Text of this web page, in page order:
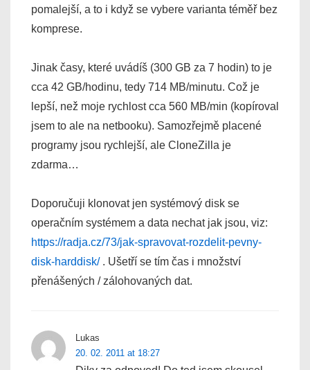
pomalejší, a to i když se vybere varianta téměř bez
komprese.
Jinak časy, které uvádíš (300 GB za 7 hodin) to je
cca 42 GB/hodinu, tedy 714 MB/minutu. Což je
lepší, než moje rychlost cca 560 MB/min (kopíroval
jsem to ale na netbooku). Samozřejmě placené
programy jsou rychlejší, ale CloneZilla je
zdarma…
Doporučuji klonovat jen systémový disk se
operačním systémem a data nechat jak jsou, viz:
https://radja.cz/73/jak-spravovat-rozdelit-pevny-
disk-harddisk/. Ušetří se tím čas i množství
přenášených / zálohovaných dat.
Lukas
20. 02. 2011 at 18:27